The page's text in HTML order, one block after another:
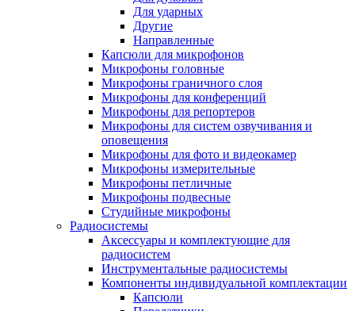
Для ударных
Другие
Направленные
Капсюли для микрофонов
Микрофоны головные
Микрофоны граничного слоя
Микрофоны для конференций
Микрофоны для репортеров
Микрофоны для систем озвучивания и
оповещения
Микрофоны для фото и видеокамер
Микрофоны измерительные
Микрофоны петличные
Микрофоны подвесные
Студийные микрофоны
Радиосистемы
Аксессуары и комплектующие для
радиосистем
Инструментальные радиосистемы
Компоненты индивидуальной комплектации
Капсюли